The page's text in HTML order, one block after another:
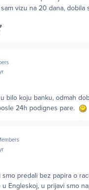
sam vizu na 20 dana, dobila
bilo koju banku, odmah
24h podignes pare.
smo predali bez papira o
Engleskoj, u prijavi smo